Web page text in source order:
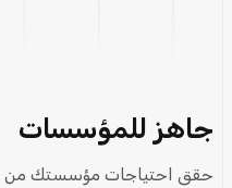
جاهز للمؤسسات
حقق احتياجات مؤسستك من